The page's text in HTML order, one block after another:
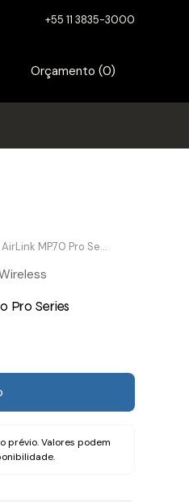
+55 11 3835-3000
Orçamento (0)
Roteador Celular AirLink MP70 Pro Series
Pro Series
prévio. Valores podem